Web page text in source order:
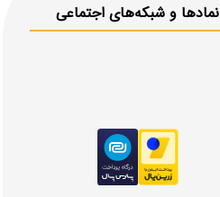
نمادها و شبکه‌های اجتماعی